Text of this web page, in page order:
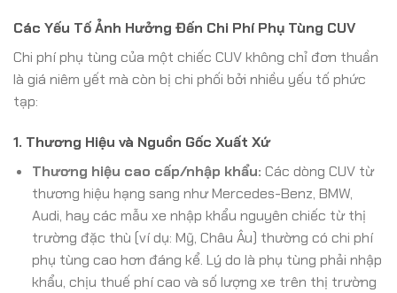
Các Yếu Tố Ảnh Hưởng Đến Chi Phí Phụ Tùng CUV
Chi phí phụ tùng của một chiếc CUV không chỉ đơn thuần
là giá niêm yết mà còn bị chi phối bởi nhiều yếu tố phức
tạp:
1. Thương Hiệu và Nguồn Gốc Xuất Xứ
Thương hiệu cao cấp/nhập khẩu: Các dòng CUV từ
thương hiệu hạng sang như Mercedes-Benz, BMW,
Audi, hay các mẫu xe nhập khẩu nguyên chiếc từ thị
trường đặc thù (ví dụ: Mỹ, Châu Âu) thường có chi phí
phụ tùng cao hơn đáng kể. Lý do là phụ tùng phải nhập
khẩu, chịu thuế phí cao và số lượng xe trên thị trường